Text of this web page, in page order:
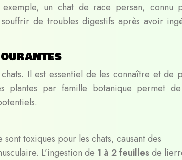
un chat de race persan, connu
de troubles digestifs après avoir
Il est essentiel de les connaître et de
plantes par famille botanique permet
toxiques pour les chats, causant des
L’ingestion de 1 à 2 feuillesde